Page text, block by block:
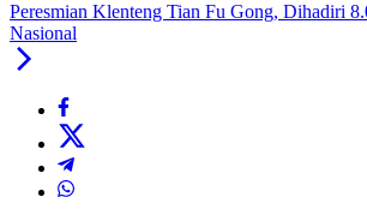
Peresmian Klenteng Tian Fu Gong, Dihadiri
Nasional